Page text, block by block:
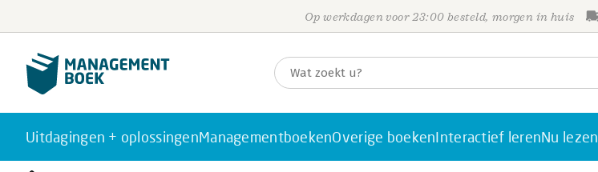
Op werkdagen voor 23:00 besteld, morgen in huis
Uitdagingen + oplossingenManagementboekenOverige boekenInteractief lerenNu lezen